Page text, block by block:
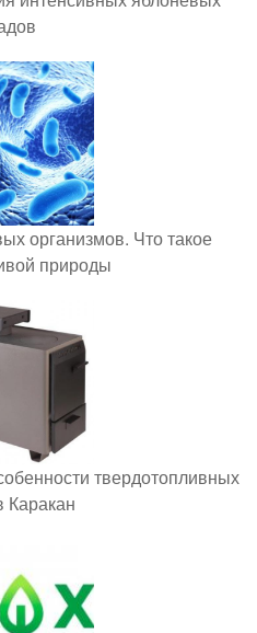
организмов. Что такое
природы
твердотопливных
Каракан